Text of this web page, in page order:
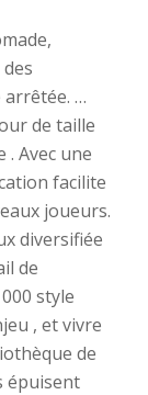
arrêtée. …
de taille
Avec une
facilite
joueurs.
diversifiée
de
style
, et vivre
de
épuisent